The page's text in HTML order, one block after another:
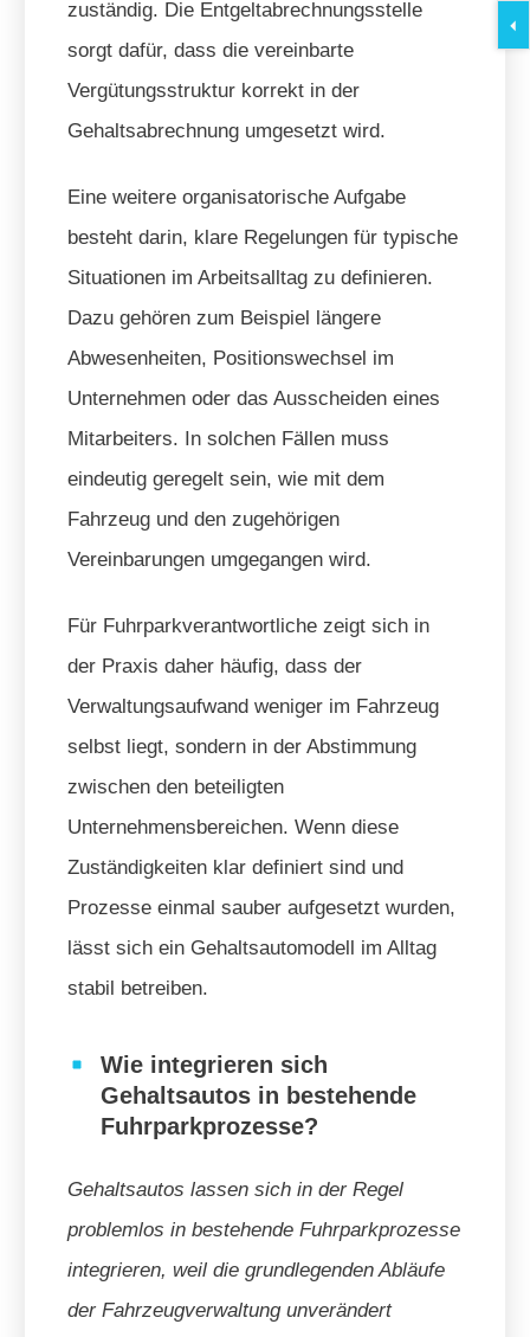
zuständig. Die Entgeltabrechnungsstelle
sorgt dafür, dass die vereinbarte
Vergütungsstruktur korrekt in der
Gehaltsabrechnung umgesetzt wird.
Eine weitere organisatorische Aufgabe
besteht darin, klare Regelungen für typische
Situationen im Arbeitsalltag zu definieren.
Dazu gehören zum Beispiel längere
Abwesenheiten, Positionswechsel im
Unternehmen oder das Ausscheiden eines
Mitarbeiters. In solchen Fällen muss
eindeutig geregelt sein, wie mit dem
Fahrzeug und den zugehörigen
Vereinbarungen umgegangen wird.
Für Fuhrparkverantwortliche zeigt sich in
der Praxis daher häufig, dass der
Verwaltungsaufwand weniger im Fahrzeug
selbst liegt, sondern in der Abstimmung
zwischen den beteiligten
Unternehmensbereichen. Wenn diese
Zuständigkeiten klar definiert sind und
Prozesse einmal sauber aufgesetzt wurden,
lässt sich ein Gehaltsautomodell im Alltag
stabil betreiben.
Wie integrieren sich
Gehaltsautos in bestehende
Fuhrparkprozesse?
Gehaltsautos lassen sich in der Regel
problemlos in bestehende Fuhrparkprozesse
integrieren, weil die grundlegenden Abläufe
der Fahrzeugverwaltung unverändert